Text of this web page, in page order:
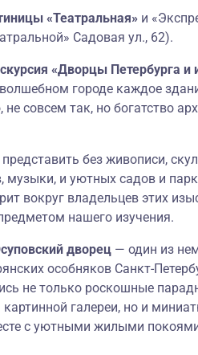
«Театральная» и
Садовая ул., 62).
«Дворцы Петербурга и
городе каждое
не совсем так, но богатство
без живописи,
музыки, и уютных садов и
вокруг владельцев этих
нашего изучения.
дворец — один из
особняков Санкт-
не только роскошные
галереи, но и
с уютными жилыми